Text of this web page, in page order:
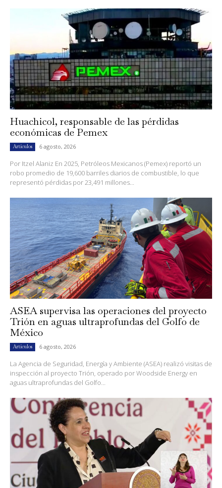
Huachicol, responsable de las pérdidas
económicas de Pemex
Artículos 6 agosto, 2026
Por Itzel Alaniz En 2025, Petróleos Mexicanos (Pemex) reportó un
robo promedio de 19,600 barriles diarios de combustible, lo que
representó pérdidas por 23,491 millones...
ASEA supervisa las operaciones del proyecto
Trión en aguas ultraprofundas del Golfo de
México
Artículos 6 agosto, 2026
La Agencia de Seguridad, Energía y Ambiente (ASEA) realizó visitas de
inspección al proyecto Trión, operado por Woodside Energy en
aguas ultraprofundas del Golfo...